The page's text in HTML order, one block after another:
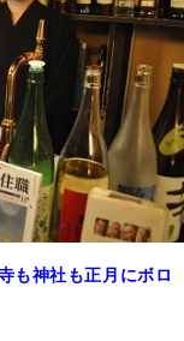
も神社も正月にボロ